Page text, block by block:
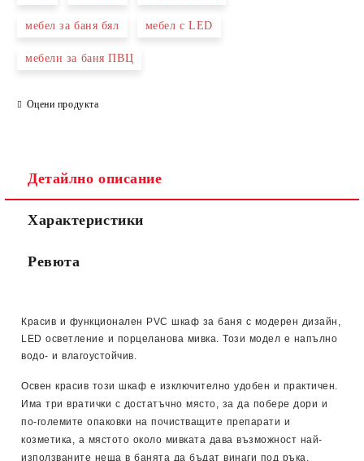
Ние ще се свържем с вас в рамките на работния ден.
мебел за баня бял мебел с LED
мебели за баня ПВЦ
Оцени продукта
Детайлно описание
Характеристики
Ревюта
Красив и функционален PVC шкаф за баня с модерен дизайн,
LED осветление и порцеланова мивка. Този модел е напълно
водо- и влагоустойчив.
Освен красив този шкаф е изключително удобен и практичен.
Има три вратички с достатъчно място, за да побере дори и
по-големите опаковки на почистващите препарати и
козметика, а мястото около мивката дава възможност най-
използваните неща в банята да бъдат винаги под ръка.